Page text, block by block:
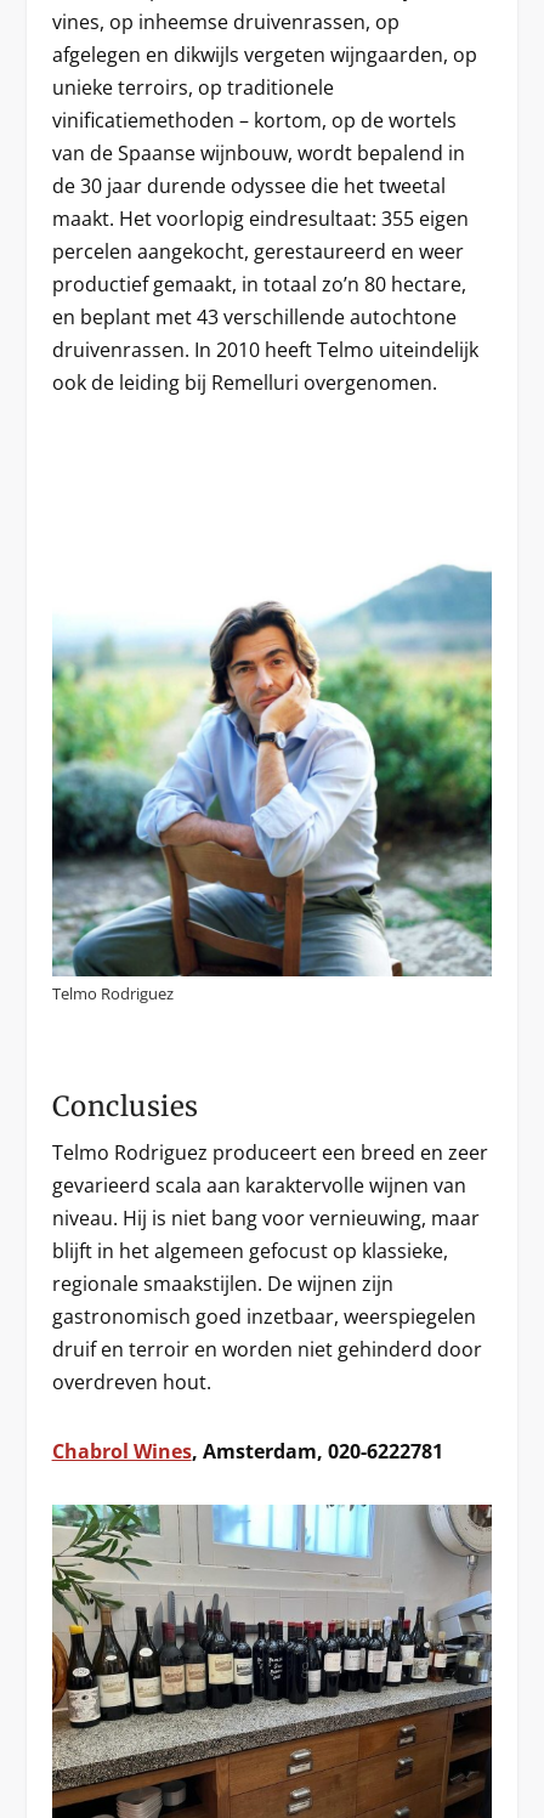
vines, op inheemse druivenrassen, op
afgelegen en dikwijls vergeten wijngaarden, op
unieke terroirs, op traditionele
vinificatiemethoden – kortom, op de wortels
van de Spaanse wijnbouw, wordt bepalend in
de 30 jaar durende odyssee die het tweetal
maakt. Het voorlopig eindresultaat: 355 eigen
percelen aangekocht, gerestaureerd en weer
productief gemaakt, in totaal zo’n 80 hectare,
en beplant met 43 verschillende autochtone
druivenrassen. In 2010 heeft Telmo uiteindelijk
ook de leiding bij Remelluri overgenomen.
Telmo Rodriguez
Conclusies
Telmo Rodriguez produceert een breed en zeer
gevarieerd scala aan karaktervolle wijnen van
niveau. Hij is niet bang voor vernieuwing, maar
blijft in het algemeen gefocust op klassieke,
regionale smaakstijlen. De wijnen zijn
gastronomisch goed inzetbaar, weerspiegelen
druif en terroir en worden niet gehinderd door
overdreven hout.
Chabrol Wines, Amsterdam, 020-6222781